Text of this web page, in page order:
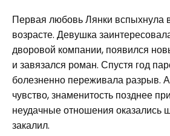
Первая любовь Лянки вспыхнула
возрасте. Девушка
дворовой компании, появился
и завязался роман. Спустя год
болезненно переживала разрыв.
чувство, знаменитость позднее
неудачные отношения оказались
закалил.